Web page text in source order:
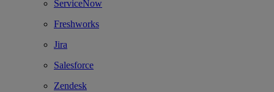
ServiceNow
Freshworks
Jira
Salesforce
Zendesk